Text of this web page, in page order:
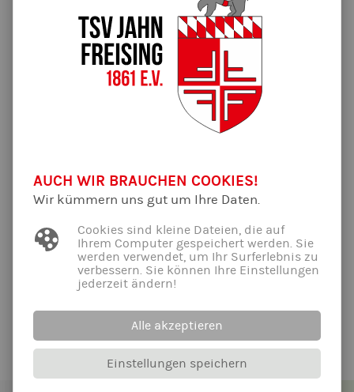
Schutzkonzept
Entenrennen-Lose in der Geschäftsstelle
Unterstützt von:
Faschingsferien
09.02.2026 | Von Barbara Kästner
In den Faschingsferien vom 16.02. - 20.02.2026 ist die
Geschäfsstelle von 9 - 12 Uhr geöffnet.
Alle News der Abteilung ...
AUCH WIR BRAUCHEN COOKIES!
Wir kümmern uns gut um Ihre Daten.
Cookies sind kleine Dateien, die auf
Ihrem Computer gespeichert werden. Sie
werden verwendet, um Ihr Surferlebnis zu
verbessern. Sie können Ihre Einstellungen
jederzeit ändern!
Alle akzeptieren
Einstellungen speichern